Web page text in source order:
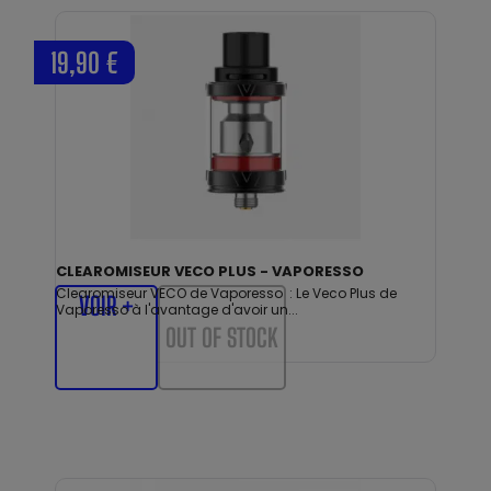
CLEAROMISEUR VECO PLUS - VAPORESSO
Clearomiseur VECO de Vaporesso : Le Veco Plus de
Vaporesso à l'avantage d'avoir un...
19,90 €
VOIR +
OUT OF STOCK